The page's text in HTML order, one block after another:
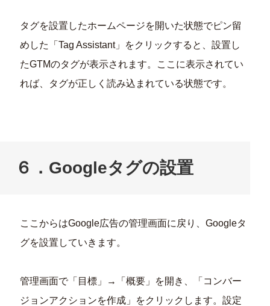
タグを設置したホームページを開いた状態でピン留
めした「Tag Assistant」をクリックすると、設置し
たGTMのタグが表示されます。ここに表示されてい
れば、タグが正しく読み込まれている状態です。
６．Googleタグの設置
ここからはGoogle広告の管理画面に戻り、Googleタ
グを設置していきます。
管理画面で「目標」→「概要」を開き、「コンバー
ジョンアクションを作成」をクリックします。設定